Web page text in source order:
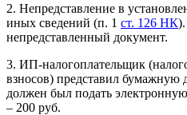
2. Непредставление в
иных сведений (п. 1 ст. 126 НК
непредставленный документ.
3. ИП-налогоплательщик
взносов) представил бумажную
должен был подать
– 200 руб.